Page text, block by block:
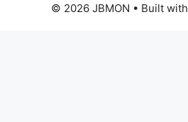
© 2026 JBMON • Built with